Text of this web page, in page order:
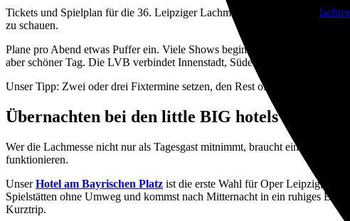
Tickets und Spielplan für die 36. Leipziger Lachmesse findest Du auf
zu schauen.
Plane pro Abend etwas Puffer ein. Viele Shows beginnen um 19:30 oder
aber schöner Tag. Die LVB verbindet Innenstadt, Süden und Westen gut,
Unser Tipp: Zwei oder drei Fixtermine setzen, den Rest offen lassen. Die
Übernachten bei den little BIG hotels
Wer die Lachmesse nicht nur als Tagesgast mitnimmt, braucht eine Basis
funktionieren.
UnserHotel am Bayrischen Platz ist die erste Wahl für Oper Leipzig,
Spielstätten ohne Umweg und kommst nach Mitternacht in ein ruhiges
Kurztrip.